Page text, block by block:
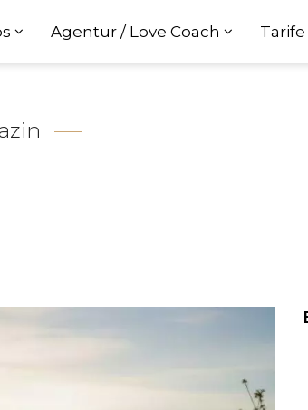
Agentur / Love Coach Tarife